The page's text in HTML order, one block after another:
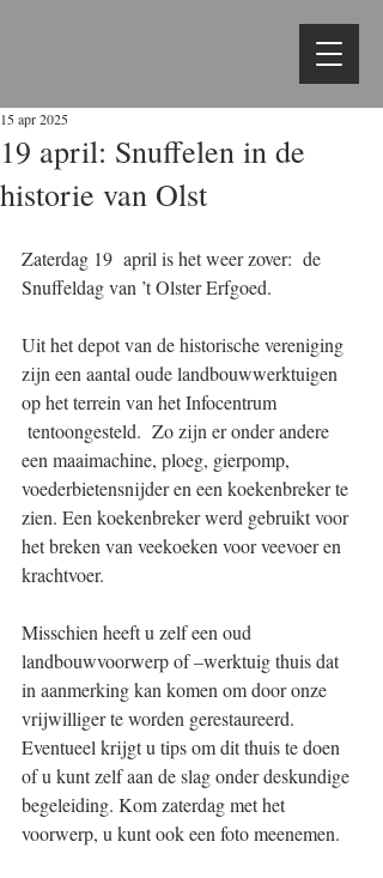
19 april: Snuffelen in de
historie van Olst
15 apr 2025
Zaterdag 19  april is het weer zover:  de
Snuffeldag van ’t Olster Erfgoed.
Uit het depot van de historische vereniging
zijn een aantal oude landbouwwerktuigen
op het terrein van het Infocentrum
tentoongesteld.  Zo zijn er onder andere
een maaimachine, ploeg, gierpomp,
voederbietensnijder en een koekenbreker te
zien. Een koekenbreker werd gebruikt voor
het breken van veekoeken voor veevoer en
krachtvoer.
Misschien heeft u zelf een oud
landbouwvoorwerp of –werktuig thuis dat
in aanmerking kan komen om door onze
vrijwilliger te worden gerestaureerd.
Eventueel krijgt u tips om dit thuis te doen
of u kunt zelf aan de slag onder deskundige
begeleiding. Kom zaterdag met het
voorwerp, u kunt ook een foto meenemen.